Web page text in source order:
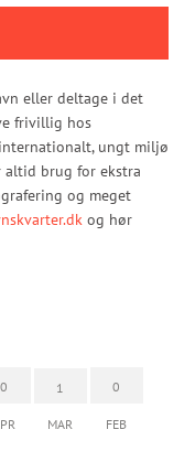
eller deltage i det
frivillig hos
ungt miljø
altid brug for ekstra
og meget
og hør
0 1
MAR
0
FEB